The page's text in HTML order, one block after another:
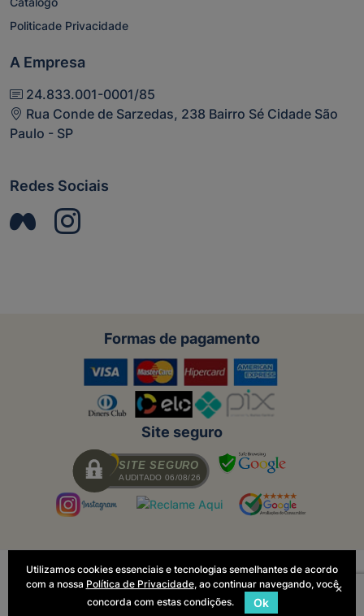
Politicade Privacidade
A Empresa
24.833.001-0001/85
Rua Conde de Sarzedas, 238 Bairro Sé Cidade São
Paulo - SP
Redes Sociais
Formas de pagamento
Site seguro
SITE SEGURO
AUDITADO 06/08/26
Todas as regras e promoções são
válidas apenas para produtos vendidos
será o da finalização da compra.
Utilizamos cookies essenciais e tecnologias semelhantes de acordo
com a nossa Política de Privacidade, ao continuar navegando, você
concorda com estas condições.
Ok
×